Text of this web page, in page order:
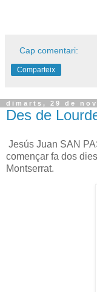
Cap comentari:
Comparteix
dimarts, 29 de
Des de
Jesús Juan SAN
començar fa dos
Montserrat.